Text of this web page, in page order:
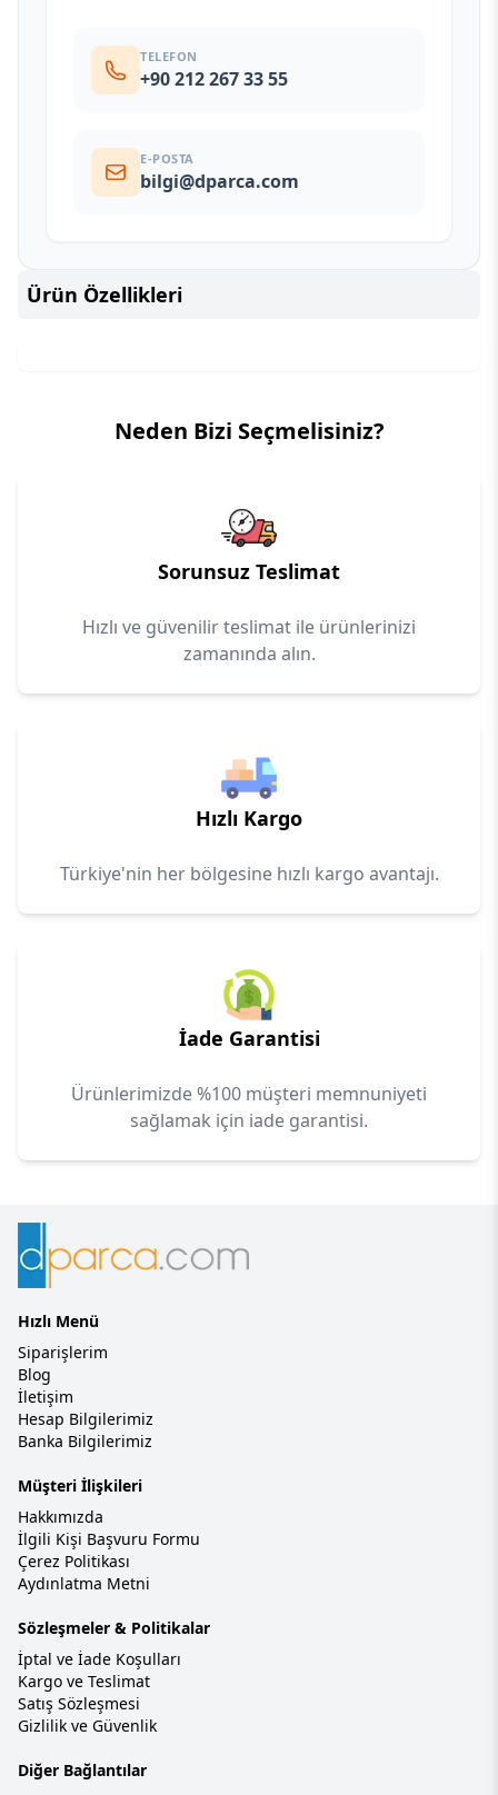
TELEFON
+90 212 267 33 55
E-POSTA
bilgi@dparca.com
Ürün Özellikleri
Neden Bizi Seçmelisiniz?
Sorunsuz Teslimat
Hızlı ve güvenilir teslimat ile ürünlerinizi
zamanında alın.
Hızlı Kargo
Türkiye'nin her bölgesine hızlı kargo avantajı.
İade Garantisi
Ürünlerimizde %100 müşteri memnuniyeti
sağlamak için iade garantisi.
Hızlı Menü
Siparişlerim
Blog
İletişim
Hesap Bilgilerimiz
Banka Bilgilerimiz
Müşteri İlişkileri
Hakkımızda
İlgili Kişi Başvuru Formu
Çerez Politikası
Aydınlatma Metni
Sözleşmeler & Politikalar
İptal ve İade Koşulları
Kargo ve Teslimat
Satış Sözleşmesi
Gizlilik ve Güvenlik
Diğer Bağlantılar